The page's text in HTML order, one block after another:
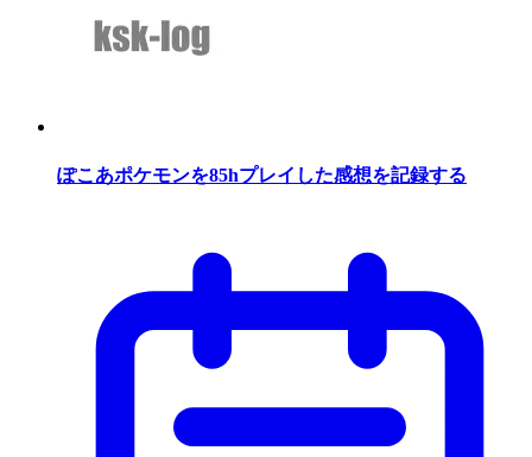
ぽこあポケモンを85hプレイした感想を記録する